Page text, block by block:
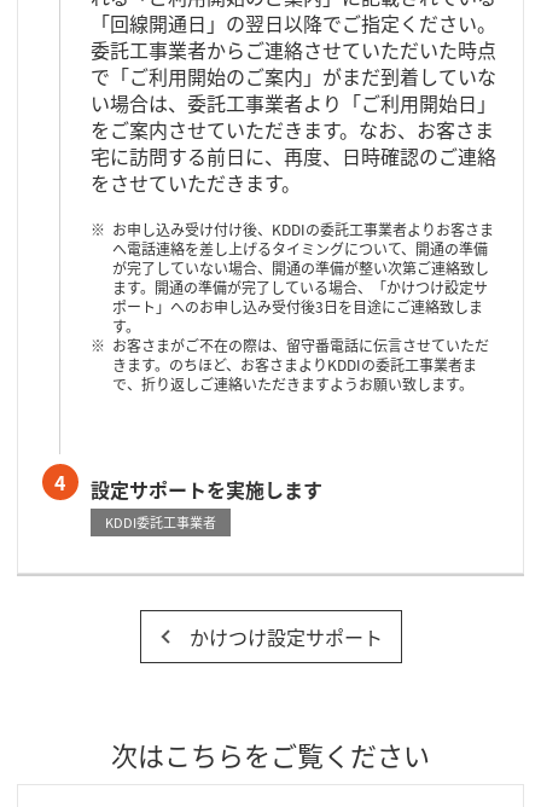
「回線開通日」の翌日以降でご指定ください。
委託工事業者からご連絡させていただいた時点
で「ご利用開始のご案内」がまだ到着していな
い場合は、委託工事業者より「ご利用開始日」
をご案内させていただきます。なお、お客さま
宅に訪問する前日に、再度、日時確認のご連絡
をさせていただきます。
お申し込み受け付け後、KDDIの委託工事業者よりお客さま
へ電話連絡を差し上げるタイミングについて、開通の準備
が完了していない場合、開通の準備が整い次第ご連絡致し
ます。開通の準備が完了している場合、「かけつけ設定サ
ポート」へのお申し込み受付後3日を目途にご連絡致しま
す。
お客さまがご不在の際は、留守番電話に伝言させていただ
きます。のちほど、お客さまよりKDDIの委託工事業者ま
で、折り返しご連絡いただきますようお願い致します。
4 設定サポートを実施します
KDDI委託工事業者
かけつけ設定サポート
次はこちらをご覧ください